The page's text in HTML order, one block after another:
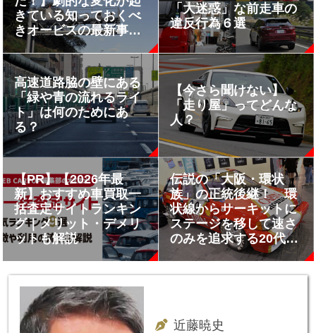
きている知っておくべ
きオービスの最新事情
６つ
「大迷惑」な前走車の
違反行為６選
高速道路脇の壁にある
「緑や青の流れるライ
ト」は何のためにあ
る？
【今さら聞けない】
「走り屋」ってどんな
人？
【PR】【2026年最
新】おすすめ車買取一
括査定サイトランキン
グ｜メリット・デメリ
ットも解説
伝説の「大阪・環状
族」の正統後継！ 環
状線からサーキットに
ステージを移して速さ
のみを追求する20代オ
ーナーのシビックが熱
近藤暁史